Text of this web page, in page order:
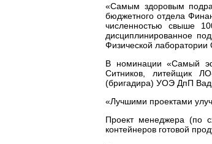
«Самым здоровым
бюджетного отдела
численностью свыше
дисциплинированное
Физической лаборатории
В номинации «Самый
Ситников, литейщик
(бригадира) УОЭ ДпП
«Лучшими проектами
Проект менеджера (по
контейнеров готовой